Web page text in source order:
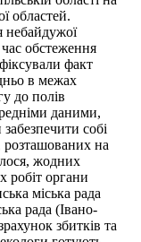
областей.
небайдужої
час обстеження
факт
в межах
до полів
даними,
собі
розташованих на
жодних
робіт органи
міська рада
рада (Івано-
збитків та